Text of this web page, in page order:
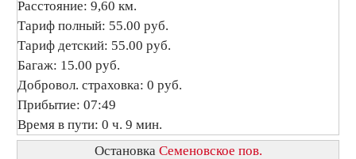
Расстояние: 9,60 км.
Тариф полный: 55.00 руб.
Тариф детский: 55.00 руб.
Багаж: 15.00 руб.
Добровол. страховка: 0 руб.
Прибытие: 07:49
Время в пути: 0 ч. 9 мин.
Остановка Семеновское пов.